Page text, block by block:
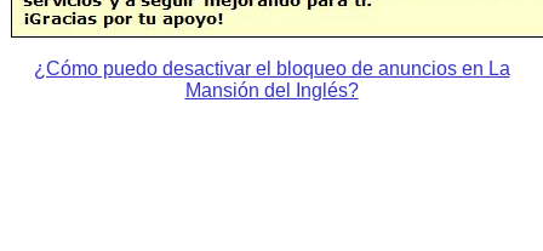
¿Cómo puedo desactivar el bloqueo de anuncios en La
Mansión del Inglés?